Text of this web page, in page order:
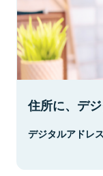
住所に、デ
デジタルアドレ